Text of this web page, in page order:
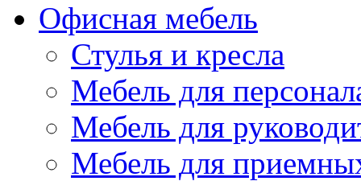
Офисная мебель
Стулья и кресла
Мебель для
Мебель для
Мебель для